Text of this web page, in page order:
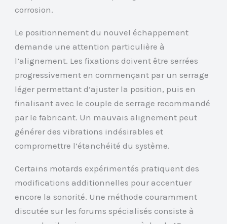
corrosion.
Le positionnement du nouvel échappement
demande une attention particulière à
l’alignement. Les fixations doivent être serrées
progressivement en commençant par un serrage
léger permettant d’ajuster la position, puis en
finalisant avec le couple de serrage recommandé
par le fabricant. Un mauvais alignement peut
générer des vibrations indésirables et
compromettre l’étanchéité du système.
Certains motards expérimentés pratiquent des
modifications additionnelles pour accentuer
encore la sonorité. Une méthode couramment
discutée sur les forums spécialisés consiste à